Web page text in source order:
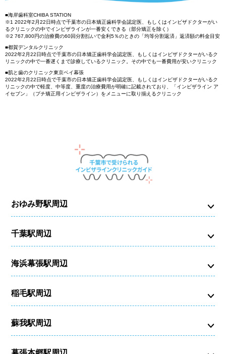
■海岸歯科室CHIBA STATION
※1 2022年2月22日時点で千葉市の日本矯正歯科学会認定医、もしくはインビザドクターがい
るクリニックの中でインビザラインが一番安くできる（部分矯正を除く）
※2 767,800円の治療費の60回分割払いで金利5％のときの「均等分割返済」返済額の料金目安
■都賀デンタルクリニック
2022年2月22日時点で千葉市の日本矯正歯科学会認定医、もしくはインビザドクターがいるク
リニックの中で一番遅くまで診療しているクリニック。その中でも一番費用が安いクリニック
■肌と歯のクリニック東京ベイ幕張
2022年2月22日時点で千葉市の日本矯正歯科学会認定医、もしくはインビザドクターがいるク
リニックの中で軽度、中等度、重度の治療費用が明確に記載されており、「インビザライン ア
イセブン」（プチ矯正用インビザライン）をメニューに取り揃えるクリニック
おゆみ野駅周辺
千葉駅周辺
海浜幕張駅周辺
稲毛駅周辺
蘇我駅周辺